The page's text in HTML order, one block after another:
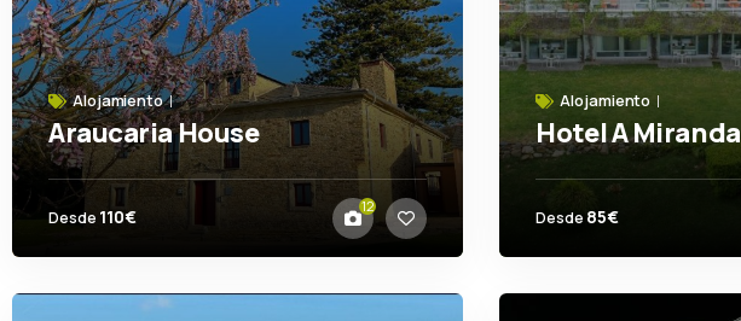
Alojamiento
Araucaria House
Barreiros
Desde 110€ 12
Alojamiento
Hotel A Miranda
Desde 85€